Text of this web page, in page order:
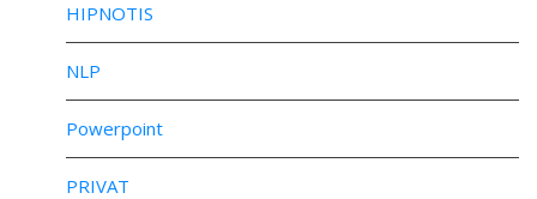
HIPNOTIS
NLP
Powerpoint
PRIVAT